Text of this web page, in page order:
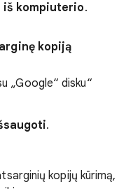
iš kompiuterio.
kopiją
„Google“ disku“
.
kopijų kūrimą,